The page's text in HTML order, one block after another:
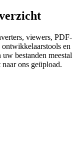
viewers, PDF-
en
bestanden meestal
ons geüpload.